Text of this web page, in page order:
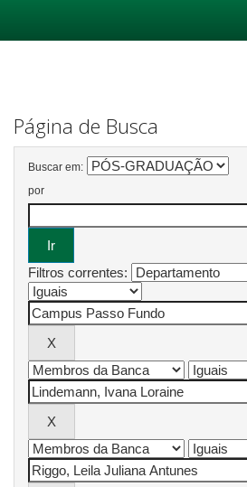
Página de Busca
Buscar em:
por
Filtros correntes: